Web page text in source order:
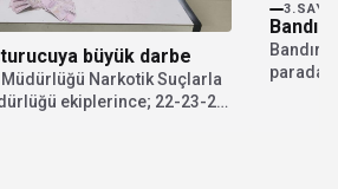
büyük darbe
Müdürlüğü Narkotik Suçlarla
ekiplerince; 22-23-24
parada